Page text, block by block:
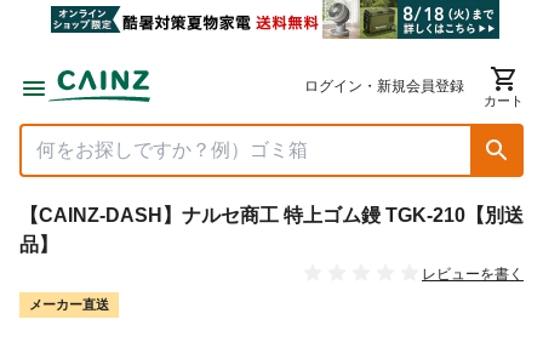
ログイン・新規会員登録
カート
【CAINZ-DASH】ナルセ商工 特上ゴム鏝 TGK-210【別送
品】
レビューを書く
メーカー直送